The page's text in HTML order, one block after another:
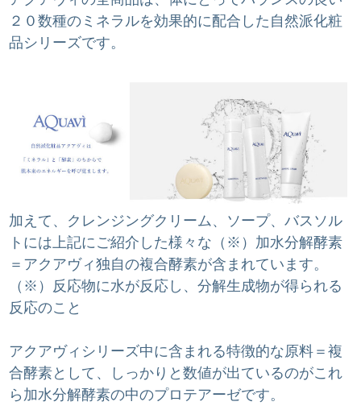
２０数種のミネラルを効果的に配合した自然派化粧
品シリーズです。
加えて、クレンジングクリーム、ソープ、バスソル
トには上記にご紹介した様々な（※）加水分解酵素
＝アクアヴィ独自の複合酵素が含まれています。
（※）反応物に水が反応し、分解生成物が得られる
反応のこと
アクアヴィシリーズ中に含まれる特徴的な原料＝複
合酵素として、しっかりと数値が出ているのがこれ
ら加水分解酵素の中のプロテアーゼです。